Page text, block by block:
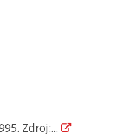
Zdroj:...